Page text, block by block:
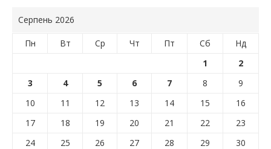
Серпень 2026
Пн Вт Ср Чт Пт Сб
Нд
1
2
3
4 5 6 7 8
9
10
11 12 13 14 15
16
17
18 19 20 21 22
23
24
25 26 27 28 29
30